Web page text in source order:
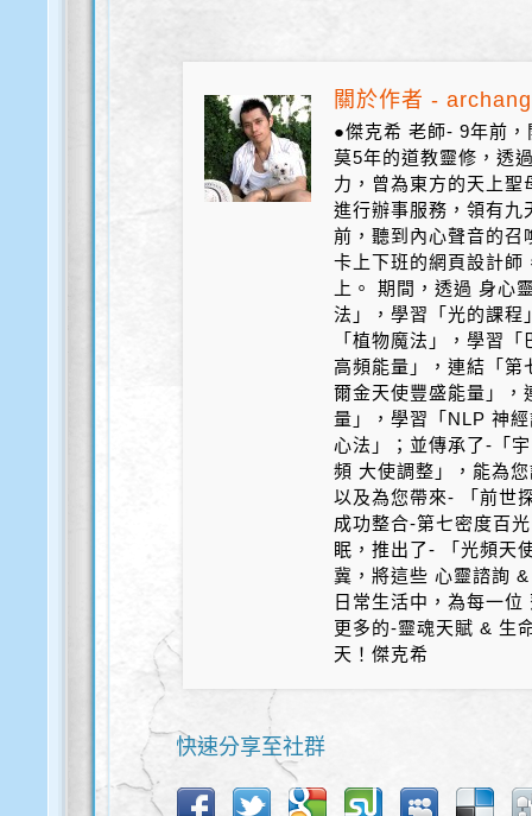
關於作者 -
●傑克希 老師- 9年前
莫5年的道教靈修，透
力，曾為東方的天上
進行辦事服務，領有
前，聽到內心聲音的召
卡上下班的網頁設計師
上。 期間，透過 身心
法」，學習「光的課程
「植物魔法」，學習
高頻能量」，連結「第
爾金天使豐盛能量」，
量」，學習「NLP 神
心法」；並傳承了-「
頻 大使調整」，能為
以及為您帶來- 「前世
成功整合-第七密度百
眠，推出了- 「光頻天
冀，將這些 心靈諮詢
日常生活中，為每一
更多的-靈魂天賦 & 生
天！傑克希
快速分享至社群